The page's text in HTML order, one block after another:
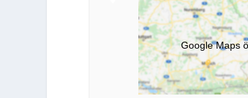
Google Maps